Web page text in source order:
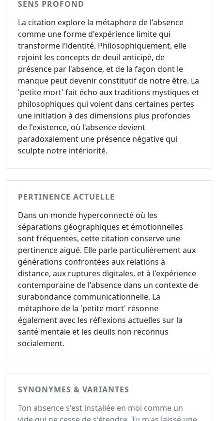
SENS PROFOND
La citation explore la métaphore de l'absence
comme une forme d'expérience limite qui
transforme l'identité. Philosophiquement, elle
rejoint les concepts de deuil anticipé, de
présence par l'absence, et de la façon dont le
manque peut devenir constitutif de notre être. La
'petite mort' fait écho aux traditions mystiques et
philosophiques qui voient dans certaines pertes
une initiation à des dimensions plus profondes
de l'existence, où l'absence devient
paradoxalement une présence négative qui
sculpte notre intériorité.
PERTINENCE ACTUELLE
Dans un monde hyperconnecté où les
séparations géographiques et émotionnelles
sont fréquentes, cette citation conserve une
pertinence aiguë. Elle parle particulièrement aux
générations confrontées aux relations à
distance, aux ruptures digitales, et à l'expérience
contemporaine de l'absence dans un contexte de
surabondance communicationnelle. La
métaphore de la 'petite mort' résonne
également avec les réflexions actuelles sur la
santé mentale et les deuils non reconnus
socialement.
SYNONYMES & VARIANTES
Ton absence s'est installée en moi comme un